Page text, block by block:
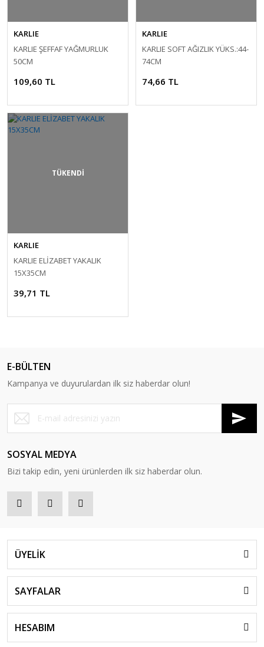
KARLIE
KARLIE ŞEFFAF YAĞMURLUK
50CM
109,60 TL
KARLIE
KARLIE SOFT AĞIZLIK YÜKS.:44-
74CM
74,66 TL
TÜKENDİ
KARLIE
KARLIE ELİZABET YAKALIK
15X35CM
39,71 TL
E-BÜLTEN
Kampanya ve duyurulardan ilk siz haberdar olun!
SOSYAL MEDYA
Bizi takip edin, yeni ürünlerden ilk siz haberdar olun.
ÜYELİK
SAYFALAR
HESABIM